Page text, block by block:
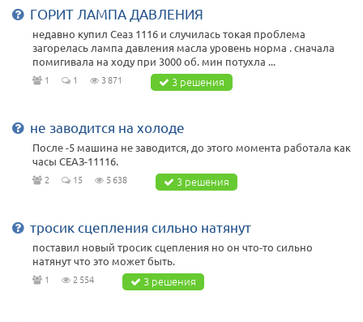
ГОРИТ ЛАМПА ДАВЛЕНИЯ
недавно купил Сеаз 1116 и случилась токая проблема
загорелась лампа давления масла уровень норма . сначала
помигивала на ходу при 3000 об. мин потухла ...
1 1 3 871 3 решения
не заводится на холоде
После -5 машина не заводится, до этого момента работала как
часы СЕАЗ-11116.
2 15 5 638 3 решения
тросик сцепления сильно натянут
поставил новый тросик сцепления но он что-то сильно
натянут что это может быть.
1 2 554 3 решения